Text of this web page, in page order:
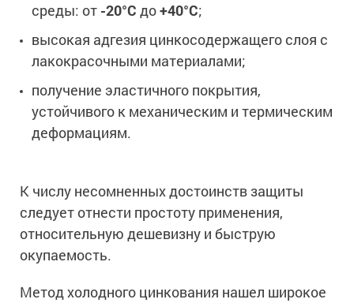
среды: от -20°С до+40°С;
высокая адгезия цинкосодержащего слоя с
лакокрасочными материалами;
получение эластичного покрытия,
устойчивого к механическим и термическим
деформациям.
К числу несомненных достоинств защиты
следует отнести простоту применения,
относительную дешевизну и быструю
окупаемость.
Метод холодного цинкования нашел широкое